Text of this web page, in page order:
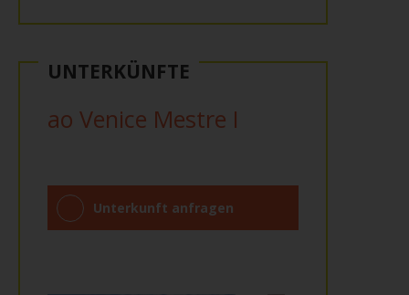
UNTERKÜNFTE
ao Venice Mestre I
Unterkunft anfragen